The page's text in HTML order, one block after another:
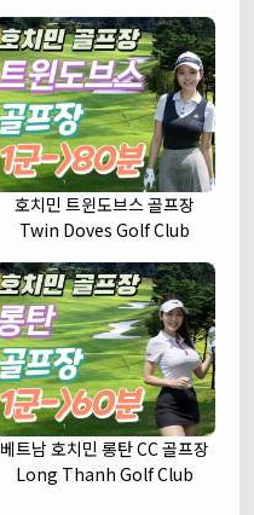
호치민 트윈도브스 골프장
Twin Doves Golf Club
베트남 호치민 롱탄 CC 골프장
Long Thanh Golf Club